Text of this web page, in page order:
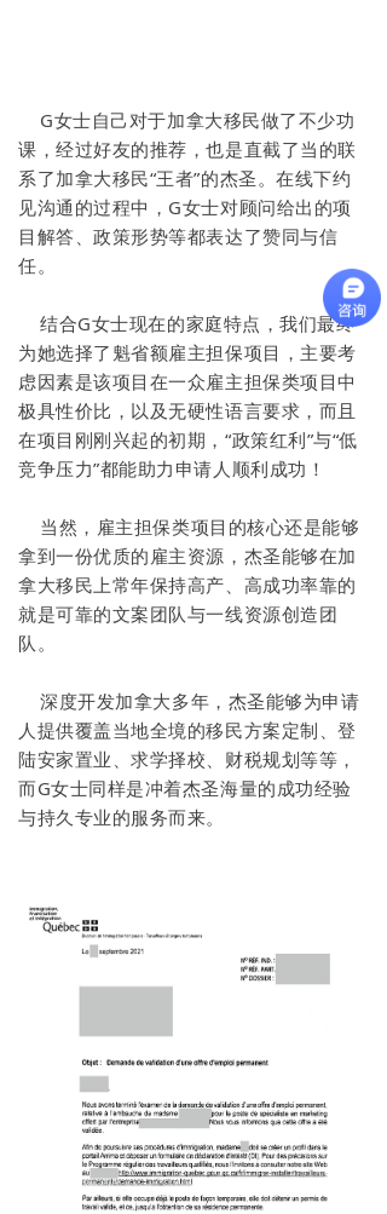
G女士自己 对于加拿大移民做了不少功
课，经过好友的推荐，也是直截了当的联
系了加拿大移民“王者”的杰圣。在线下约
见沟通的过程中，G女士对顾问给出的项
目解答、政策形势等都表达了赞同与信
任。
结合G女士现在的家庭特点，我们最终
为她选择了 魁省额雇主担保项目，主要考
虑因素是该项目 在一众雇主担保类项目中
极具性价比，以及无硬性语言要求， 而且
在项目刚刚兴起的初期，“政策红利”与“低
竞争压力”都能助力申请人顺利成功！
当然，雇主担保类项目的核心还是能够
拿到一份优质的雇主资源，杰圣能够在加
拿大移民上常年保持高产、高成功率靠的
就是可靠的文案团队与一线资源创造团
队。
深度开发加拿大多年，杰圣能够为申请
人提供覆盖当地全境的移民方案定制、登
陆安家置业、求学择校、财税规划等等，
而G女士同样是冲着杰圣海量的成功经验
与持久专业的服务而来。